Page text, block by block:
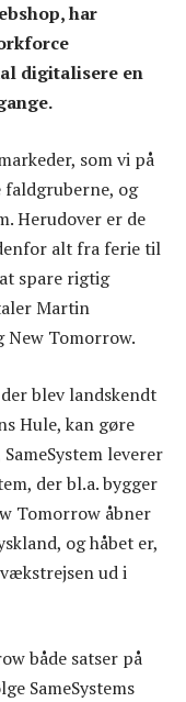
har
digitalisere en
som vi på
faldgruberne, og
Herudover er de
alt fra ferie til
spare rigtig
Martin
New Tomorrow.
blev landskendt
Hule, kan gøre
leverer
der bl.a. bygger
Tomorrow åbner
og håbet er,
ud i
både satser på
SameSystems